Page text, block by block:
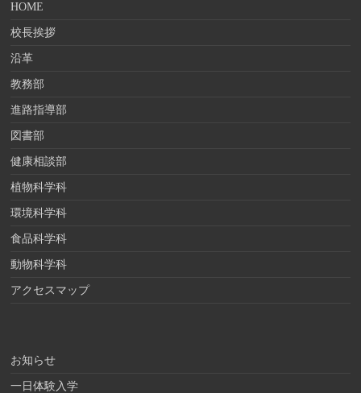
HOME
校長挨拶
沿革
教務部
進路指導部
図書部
健康相談部
植物科学科
環境科学科
食品科学科
動物科学科
アクセスマップ
お知らせ
一日体験入学